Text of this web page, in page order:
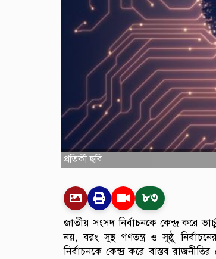
প্রতিকী ছবি
৮৩
জাতীয় সংসদ নির্বাচনকে কেন্দ্র করে
নয়, বরং সুস্থ গণতন্ত্র ও সুষ্ঠু
নির্বাচনকে কেন্দ্র করে বাস্তব